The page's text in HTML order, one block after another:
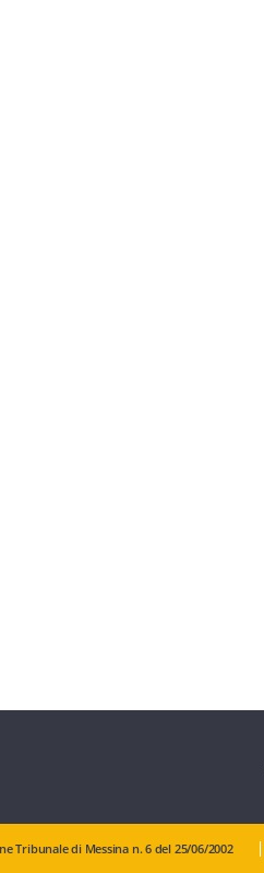
Tribunale di Messina n. 6 del 25/06/2002